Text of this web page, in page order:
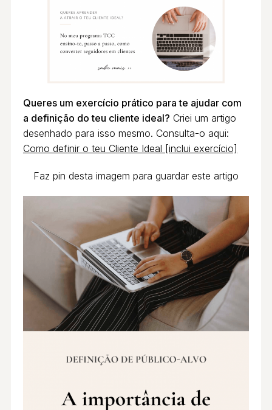
Queres um exercício prático para te ajudar com
a definição do teu cliente ideal? Criei um artigo
desenhado para isso mesmo. Consulta-o aqui:
Como definir o teu Cliente Ideal [inclui exercício]
Faz pin desta imagem para guardar este artigo